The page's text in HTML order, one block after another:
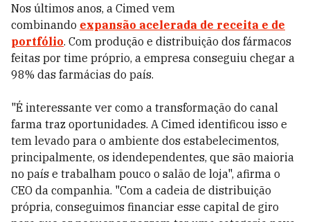
Nos últimos anos, a Cimed vem
combinando expansão acelerada de receita e de
portfólio. Com produção e distribuição dos fármacos
feitas por time próprio, a empresa conseguiu chegar a
98% das farmácias do país.
"É interessante ver como a transformação do canal
farma traz oportunidades. A Cimed identificou isso e
tem levado para o ambiente dos estabelecimentos,
principalmente, os idendependentes, que são maioria
no país e trabalham pouco o salão de loja", afirma o
CEO da companhia. "Com a cadeia de distribuição
própria, conseguimos financiar esse capital de giro